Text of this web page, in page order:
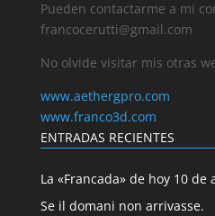
Pueden contactarme a mi
francocerutti@gmail.com
No olvide visitar mis otras
www.aethergpro.com
www.franco3d.com
ENTRADAS RECIENTES
La «Francada» de hoy 10 de
Se il domani non arrivasse.